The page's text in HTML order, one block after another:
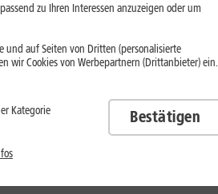
Leute
zu Ihren Interessen anzuzeigen oder um
und auf Seiten von Dritten (personalisierte
wir Cookies von Werbepartnern (Drittanbieter) ein.
Kategorie
Bestätigen